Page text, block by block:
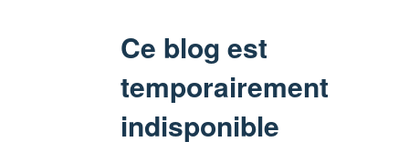
Ce blog est
temporairement
indisponible